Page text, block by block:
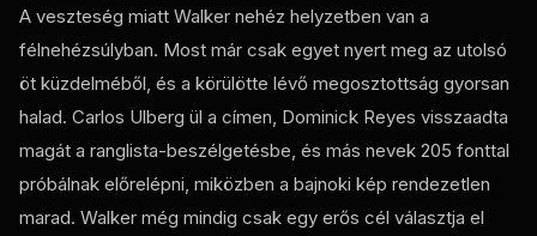
A veszteség miatt Walker nehéz helyzetben van a
félnehézsúlyban. Most már csak egyet nyert meg az utolsó
öt küzdelméből, és a körülötte lévő megosztottság gyorsan
halad. Carlos Ulberg ül a címen, Dominick Reyes visszaadta
magát a ranglista-beszélgetésbe, és más nevek 205 fonttal
próbálnak előrelépni, miközben a bajnoki kép rendezetlen
marad. Walker még mindig csak egy erős cél választja el